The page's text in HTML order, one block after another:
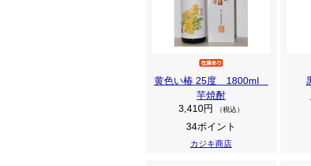
黄色い椿 25度 1800ml
芋焼酎
3,410円
（税込）
34ポイント
カジキ商店